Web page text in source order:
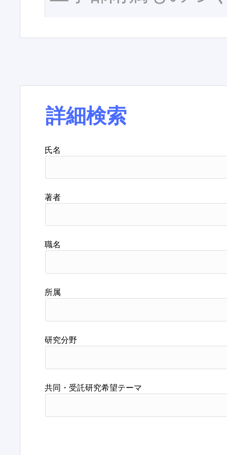
詳細検索
氏名
著者
職名
所属
研究分野
共同・受託研究希望テーマ